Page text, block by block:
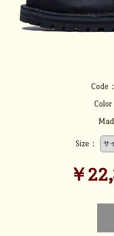
Code：
Color
Size：
￥